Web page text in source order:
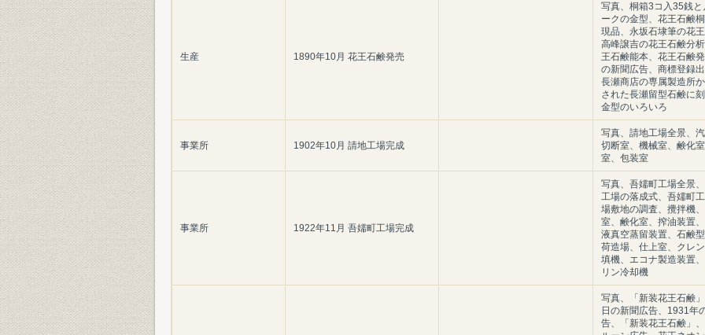
生産 1890年10月 花王石鹸発売
写真、桐箱3コ入35銭と
ークの金型、花王石鹸
現品、永坂石埭筆の花
高峰譲吉の花王石鹸分
王石鹸能本、花王石鹸
の新聞広告、商標登録
長瀬商店の専属製造所
された長瀬留型石鹸に
金型のいろいろ
事業所 1902年10月 請地工場完成
写真、請地工場全景、
切断室、機械室、鹸化
室、包装室
事業所 1922年11月 吾嬬町工場完成
写真、吾嬬町工場全景
工場の落成式、吾嬬町
場敷地の調査、攪拌機
室、鹸化室、搾油装置
液真空蒸留装置、石鹸
荷造場、仕上室、クレ
填機、エコナ製造装置
リン冷却機
写真、「新装花王石鹸
日の新聞広告、1931年
告、「新装花王石鹸」